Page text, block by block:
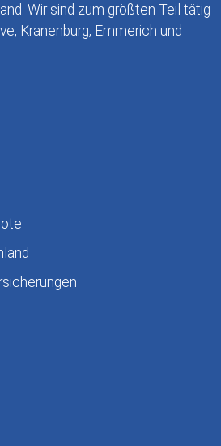
Wir sind zum größten Teil tätig
Kranenburg, Emmerich und